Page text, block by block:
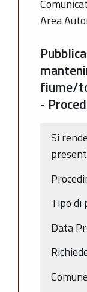
Area
fiume/
-
Si
Tipo di
Data